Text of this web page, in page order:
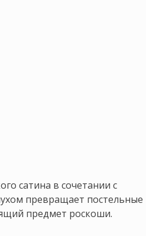
сатина в сочетании с
превращает постельные
предмет роскоши.